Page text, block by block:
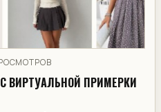
ВИРТУАЛЬНОЙ ПРИМЕРКИ